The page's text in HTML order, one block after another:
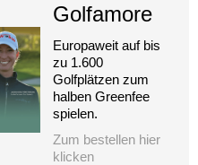
Golfamore
Europaweit auf bis
zu 1.600
Golfplätzen zum
halben Greenfee
spielen.
Zum bestellen hier
klicken